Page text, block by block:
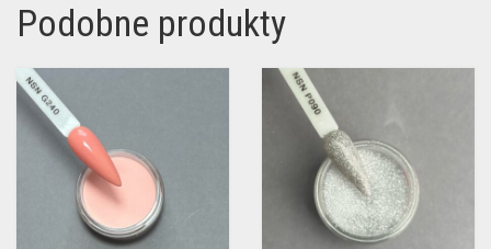
Podobne produkty